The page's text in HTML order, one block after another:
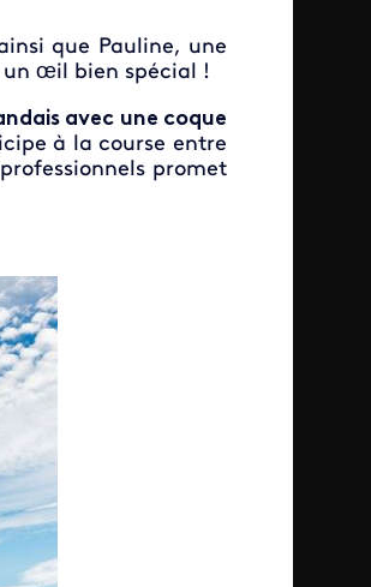
que Pauline, une
un œil bien spécial !
avec une coque
à la course entre
promet